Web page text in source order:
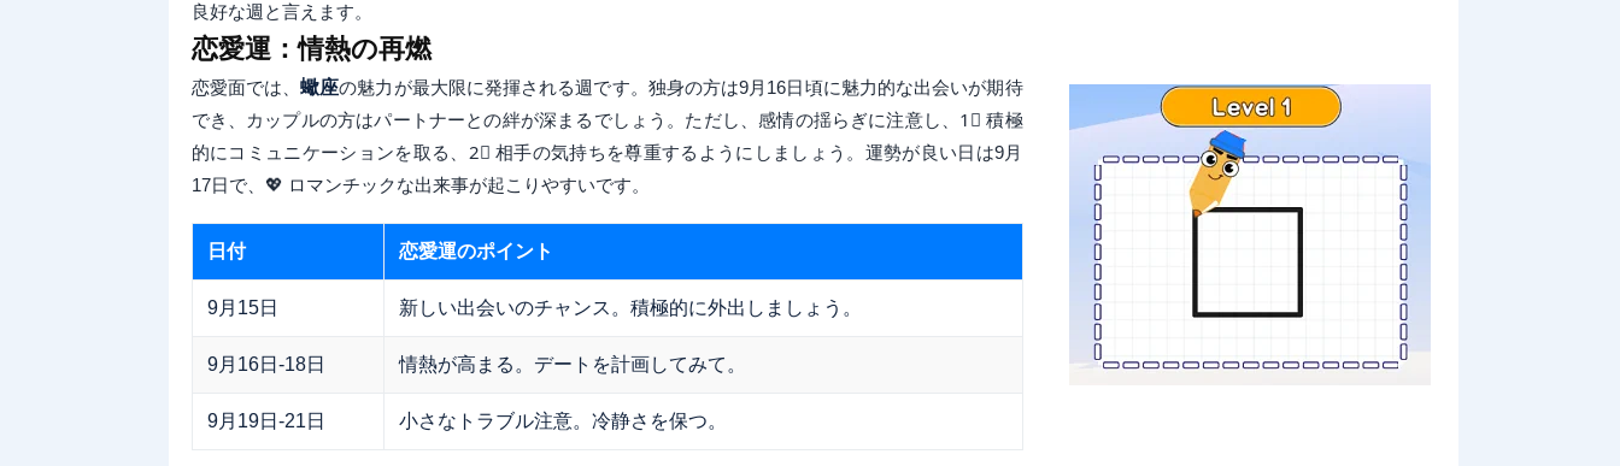
良好な週と言えます。
恋愛運：情熱の再燃
恋愛面では、蠍座の魅力が最大限に発揮される週です。独身の方は9月16日頃に魅力的な出会いが期待
でき、カップルの方はパートナーとの絆が深まるでしょう。ただし、感情の揺らぎに注意し、1⃣ 積極
的にコミュニケーションを取る、2⃣ 相手の気持ちを尊重するようにしましょう。運勢が良い日は9月
17日で、💖 ロマンチックな出来事が起こりやすいです。
日付 恋愛運のポイント
9月15日 新しい出会いのチャンス。積極的に外出しましょう。
9月16日-18日 情熱が高まる。デートを計画してみて。
9月19日-21日 小さなトラブル注意。冷静さを保つ。